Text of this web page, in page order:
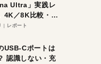
Ultra」実践レ
4K／8K比較・ズ
間撮影をチェッ
レポート
USB-Cポートは
認識しない・充